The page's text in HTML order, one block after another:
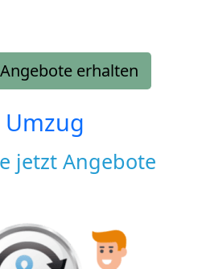
erhalten
jetzt Angebote